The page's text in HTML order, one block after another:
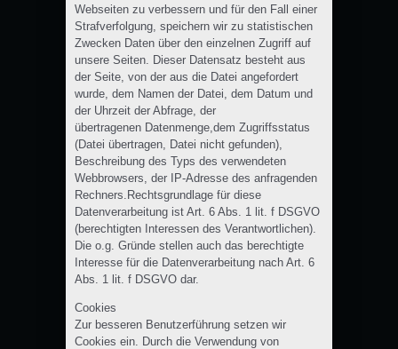
Webseiten zu verbessern und für den Fall einer
Strafverfolgung, speichern wir zu statistischen
Zwecken Daten über den einzelnen Zugriff auf
unsere Seiten. Dieser Datensatz besteht aus
der Seite, von der aus die Datei angefordert
wurde, dem Namen der Datei, dem Datum und
der Uhrzeit der Abfrage, der
übertragenen Datenmenge,dem Zugriffsstatus
(Datei übertragen, Datei nicht gefunden),
Beschreibung des Typs des verwendeten
Webbrowsers, der IP-Adresse des anfragenden
Rechners.Rechtsgrundlage für diese
Datenverarbeitung ist Art. 6 Abs. 1 lit. f DSGVO
(berechtigten Interessen des Verantwortlichen).
Die o.g. Gründe stellen auch das berechtigte
Interesse für die Datenverarbeitung nach Art. 6
Abs. 1 lit. f DSGVO dar.
Cookies
Zur besseren Benutzerführung setzen wir
Cookies ein. Durch die Verwendung von